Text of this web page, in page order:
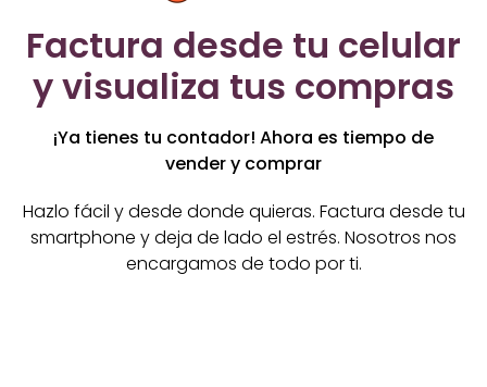
Factura desde tu celular
y visualiza tus compras
¡Ya tienes tu contador! Ahora es tiempo de
vender y comprar
Hazlo fácil y desde donde quieras. Factura desde tu
smartphone y deja de lado el estrés. Nosotros nos
encargamos de todo por ti.